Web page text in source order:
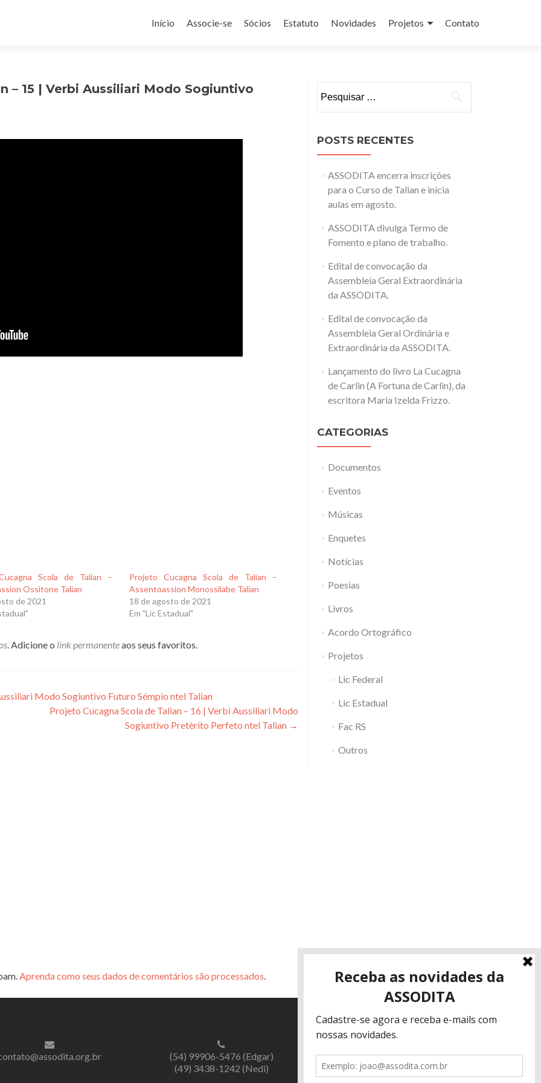
para
Início Associe-se Sócios Estatuto Novidades Projetos Contato
– 15 | Verbi Aussiliari Modo Sogiuntivo
Scola de Talian –
Ossìtone Talian
de 2021
Projeto Cucagna Scola de Talian –
Assentoassion Monossìlabe Talian
18 de agosto de 2021
Em "Lic Estadual"
. Adicione o link permanenteaos seus favoritos.
Modo Sogiuntivo Futuro Sémpio ntel Talian
Projeto Cucagna Scola de Talian – 16 | Verbi Aussiliari Modo
Sogiuntivo Pretèrito Perfeto ntel Talian →
Aprenda como seus dados de comentários são processados.
por:
POSTS RECENTES
ASSODITA encerra inscrições
para o Curso de Talian e inicia
aulas em agosto.
ASSODITA divulga Termo de
Fomento e plano de trabalho.
Edital de convocação da
Assembleia Geral Extraordinária
da ASSODITA.
Edital de convocação da
Assembleia Geral Ordinária e
Extraordinária da ASSODITA.
Lançamento do livro La Cucagna
de Carlin (A Fortuna de Carlin), da
escritora Maria Izelda Frizzo.
CATEGORIAS
Documentos
Eventos
Músicas
Enquetes
Notícias
Poesias
Livros
Acordo Ortográfico
Projetos
Lic Federal
Lic Estadual
Fac RS
Outros
(54) 99906-5476 (Edgar)
(49) 3438-1242 (Nedi)
do
Facebook
do
Twitter
© assodita.org.br - Todos os direitos